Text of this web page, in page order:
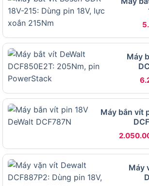
máy hay bản kèm pin sạc, vì lựa
hưởng trực tiếp đến chi phí sử dụng
Nên chọn Milwaukee M12 BID-0
bản gồm pin sạc?
Máy
Máy bắn vít
Máy